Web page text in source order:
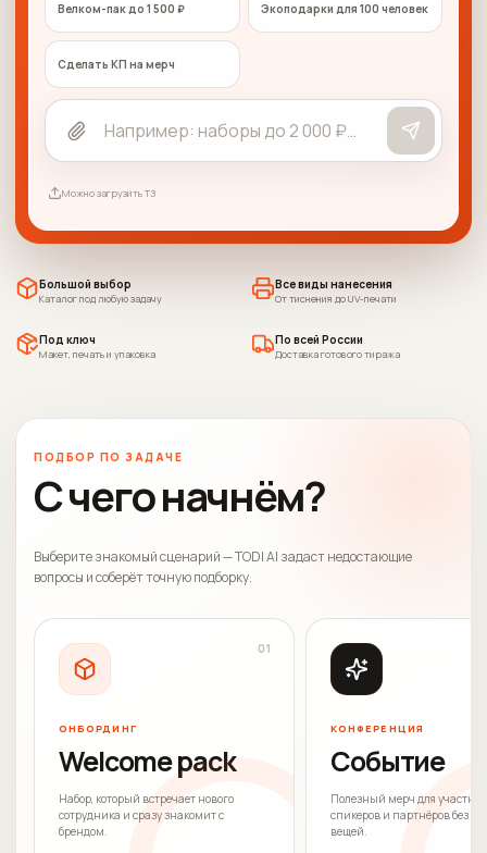
Велком-пак до 1 500 ₽ Экоподарки для 100 человек
Сделать КП на мерч
Можно загрузить ТЗ
Большой выбор
Каталог под любую задачу
Все виды нанесения
От тиснения до UV-печати
Под ключ
Макет, печать и упаковка
По всей России
Доставка готового тиража
ПОДБОР ПО ЗАДАЧЕ
С чего начнём?
Выберите знакомый сценарий — TODI AI задаст недостающие
вопросы и соберёт точную подборку.
01
ОНБОРДИНГ
Welcome pack
Набор, который встречает нового
сотрудника и сразу знакомит с
брендом.
КОНФЕРЕНЦИЯ
Событие
Полезный мерч для
спикеров и партнёров без
вещей.